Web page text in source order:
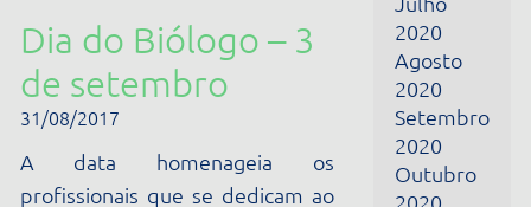
evolução e suas funções para...
VEJA +
Dia do Biólogo – 3
2021
Novembro
2021
Dezembro
2021
Janeiro
2022
Fevereiro